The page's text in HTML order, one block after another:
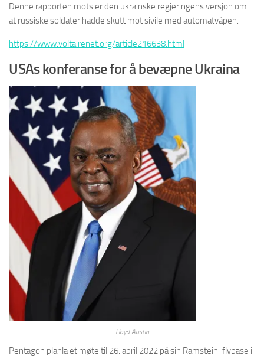
Denne rapporten motsier den ukrainske regjeringens versjon om
at russiske soldater hadde skutt mot sivile med automatvåpen.
https://www.voltairenet.org/article216638.html
USAs konferanse for å bevæpne Ukraina
Lloyd Austin
Pentagon planla et møte til 26. april 2022 på sin Ramstein-flybase i